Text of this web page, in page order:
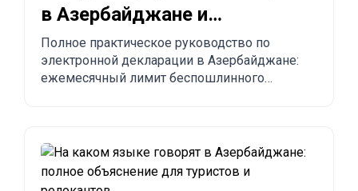
в Азербайджане и
заказывать из Китая в
Азербайджан?
Полное практическое руководство по
электронной декларации в Азербайджане:
ежемесячный лимит беспошлинного
Турции, США и других стран в Азербайджан.